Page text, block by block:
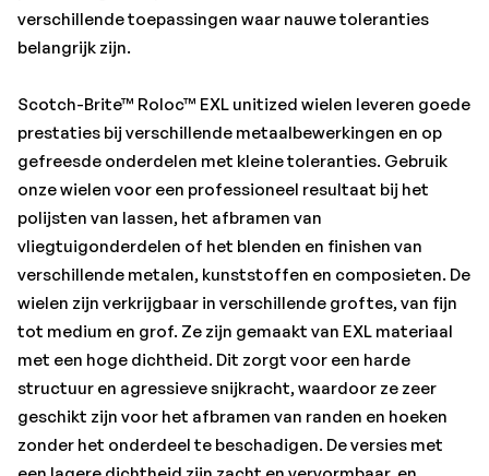
zonder het onderdeel te beschadigen. De versies met
een lagere dichtheid zijn zacht en vervormbaar, en
oppervlakken. Schijven met het Roloc snelwisselsysteem
kunnen snel en gemakkelijk op een Roloc schijfpad*
worden bevestigd. Hierdoor kunt u eenvoudig wisselen
tussen verschillende taken of stappen in een
finishingproces. Het Roloc systeem voorziet in een
stevige bevestiging, zelfs bij zware toepassingen, en
met het brede aanbod 3M Roloc schijven kan de
gebruiker in slechts enkele seconden van schijf – en van
toepassing – wisselen. Met de schijven kunt u zowel de
rand als het oppervlak van het wiel gebruiken zonder dat
het bevestigingsmechanisme in de weg zit. De
oppervlaktebewerkingsproducten van Scotch-Brite
bestaan uit een schuurmateriaal in non-woven nylon of
synthetische vezels. Door schuurmineralen te
verschillende toepassingen waar nauwe toleranties
belangrijk zijn.
Scotch-Brite™ Roloc™ EXL unitized wielen leveren goede
prestaties bij verschillende metaalbewerkingen en op
gefreesde onderdelen met kleine toleranties. Gebruik
onze wielen voor een professioneel resultaat bij het
polijsten van lassen, het afbramen van
vliegtuigonderdelen of het blenden en finishen van
verschillende metalen, kunststoffen en composieten. De
wielen zijn verkrijgbaar in verschillende groftes, van fijn
tot medium en grof. Ze zijn gemaakt van EXL materiaal
met een hoge dichtheid. Dit zorgt voor een harde
structuur en agressieve snijkracht, waardoor ze zeer
geschikt zijn voor het afbramen van randen en hoeken
zonder het onderdeel te beschadigen. De versies met